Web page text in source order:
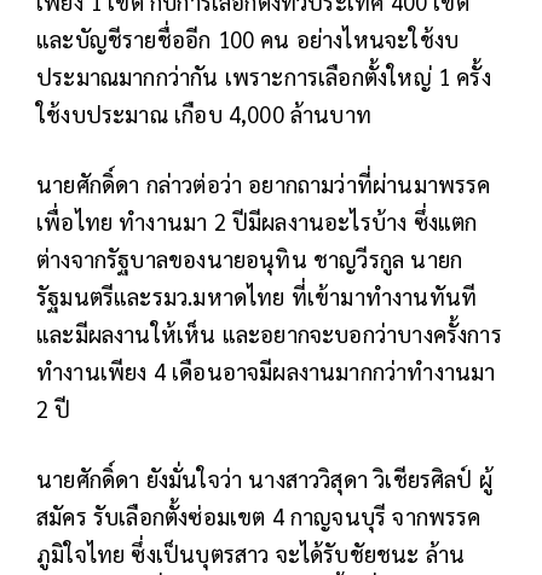
และบัญชีรายชื่ออีก 100 คน อย่างไหนจะใช้งบ
ประมาณมากกว่ากัน เพราะการเลือกตั้งใหญ่ 1 ครั้ง
ใช้งบประมาณ เกือบ 4,000 ล้านบาท
นายศักดิ์ดา กล่าวต่อว่า อยากถามว่าที่ผ่านมาพรรค
เพื่อไทย ทำงานมา 2 ปีมีผลงานอะไรบ้าง ซึ่งแตก
ต่างจากรัฐบาลของนายอนุทิน ชาญวีรกูล นายก
รัฐมนตรีและรมว.มหาดไทย ที่เข้ามาทำงานทันที
และมีผลงานให้เห็น และอยากจะบอกว่าบางครั้งการ
ทำงานเพียง 4 เดือนอาจมีผลงานมากกว่าทำงานมา
2 ปี
นายศักดิ์ดา ยังมั่นใจว่า นางสาววิสุดา วิเชียรศิลป์ ผู้
สมัคร รับเลือกตั้งซ่อมเขต 4 กาญจนบุรี จากพรรค
ภูมิใจไทย ซึ่งเป็นบุตรสาว จะได้รับชัยชนะ ล้าน